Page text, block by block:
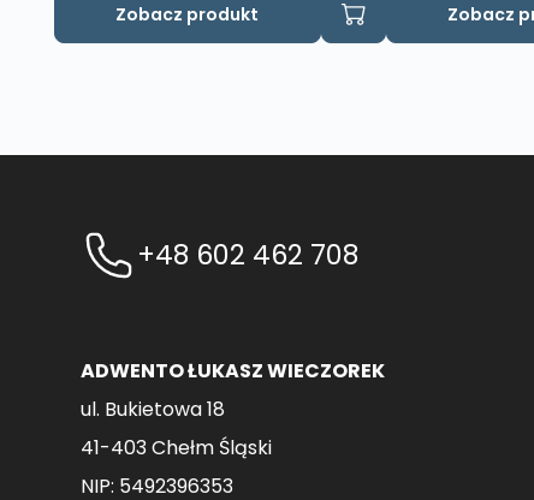
Zobacz produkt Zobacz
+48 602 462 708
ADWENTO ŁUKASZ WIECZOREK
ul. Bukietowa 18
41-403 Chełm Śląski
NIP: 5492396353